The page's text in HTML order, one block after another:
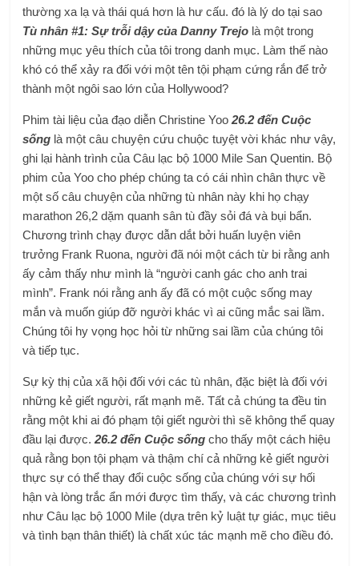
thường xa lạ và thái quá hơn là hư cấu. đó là lý do tại sao
Tù nhân #1: Sự trỗi dậy của Danny Trejo là một trong
những mục yêu thích của tôi trong danh mục. Làm thế nào
khó có thể xảy ra đối với một tên tội phạm cứng rắn để trở
thành một ngôi sao lớn của Hollywood?
Phim tài liệu của đạo diễn Christine Yoo26.2 đến Cuộc
sống là một câu chuyện cứu chuộc tuyệt vời khác như vậy,
ghi lại hành trình của Câu lạc bộ 1000 Mile San Quentin. Bộ
phim của Yoo cho phép chúng ta có cái nhìn chân thực về
một số câu chuyện của những tù nhân này khi họ chạy
marathon 26,2 dặm quanh sân tù đầy sỏi đá và bụi bẩn.
Chương trình chạy được dẫn dắt bởi huấn luyện viên
trưởng Frank Ruona, người đã nói một cách từ bi rằng anh
ấy cảm thấy như mình là “người canh gác cho anh trai
mình”. Frank nói rằng anh ấy đã có một cuộc sống may
mắn và muốn giúp đỡ người khác vì ai cũng mắc sai lầm.
Chúng tôi hy vọng học hỏi từ những sai lầm của chúng tôi
và tiếp tục.
Sự kỳ thị của xã hội đối với các tù nhân, đặc biệt là đối với
những kẻ giết người, rất mạnh mẽ. Tất cả chúng ta đều tin
rằng một khi ai đó phạm tội giết người thì sẽ không thể quay
đầu lại được.26.2 đến Cuộc sống cho thấy một cách hiệu
quả rằng bọn tội phạm và thậm chí cả những kẻ giết người
thực sự có thể thay đổi cuộc sống của chúng với sự hối
hận và lòng trắc ẩn mới được tìm thấy, và các chương trình
như Câu lạc bộ 1000 Mile (dựa trên kỷ luật tự giác, mục tiêu
và tình bạn thân thiết) là chất xúc tác mạnh mẽ cho điều đó.